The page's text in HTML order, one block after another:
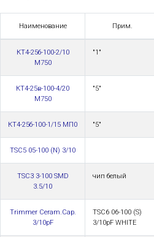
Наименование Прим.
КТ4-25б-100-2/10
М750
"1"
КТ4-25в-100-4/20
М750
"5"
КТ4-25б-100-1/15 МП0 "5"
TSC5 05-100 (N) 3/10
TSC3 3-100 SMD
3.5/10
чип белый
Trimmer Ceram.Cap.
3/10pF
TSC6 06-100 (S)
3/10pF WHITE